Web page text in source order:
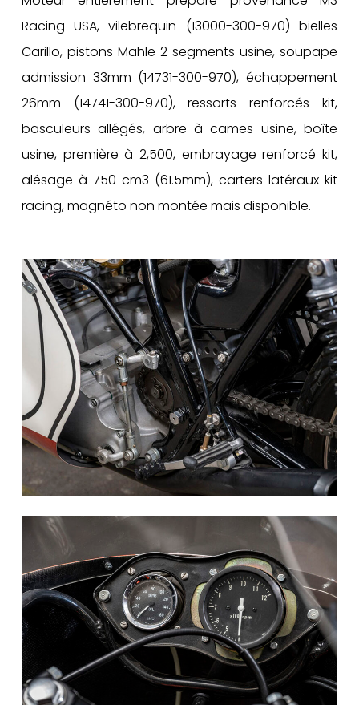
Racing USA, vilebrequin (13000-300-970) bielles
Carillo, pistons Mahle 2 segments usine, soupape
admission 33mm (14731-300-970), échappement
26mm (14741-300-970), ressorts renforcés kit,
basculeurs allégés, arbre à cames usine, boîte
usine, première à 2,500, embrayage renforcé kit,
alésage à 750 cm3 (61.5mm), carters latéraux kit
racing, magnéto non montée mais disponible.